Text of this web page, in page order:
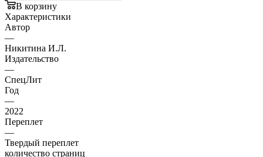
В корзину
Характеристики
Автор
—
Никитина И.Л.
Издательство
—
СпецЛит
Год
—
2022
Переплет
—
Твердый переплет
количество страниц